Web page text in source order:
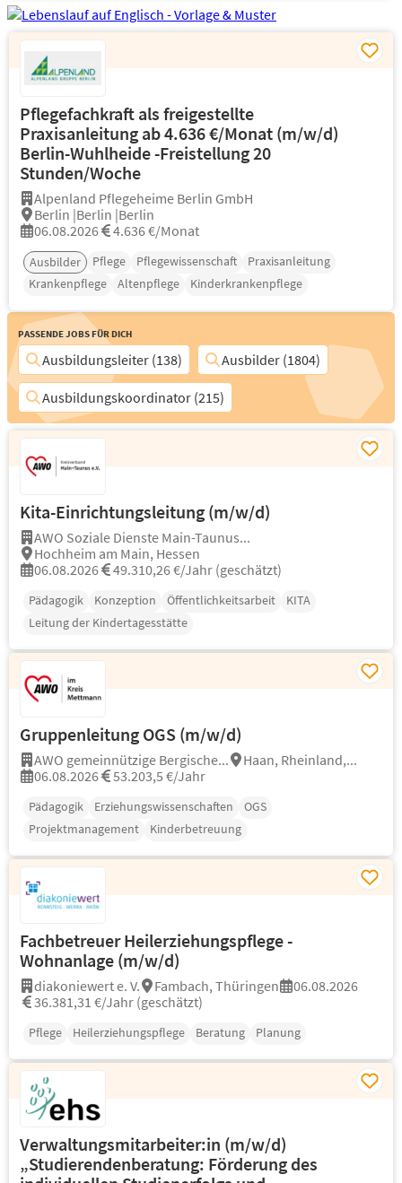
Pflegefachkraft als freigestellte
Praxisanleitung ab 4.636 €/Monat (m/w/d)
Berlin-Wuhlheide -Freistellung 20
Stunden/Woche
Alpenland Pflegeheime Berlin GmbH
Berlin |Berlin |Berlin
06.08.2026
4.636 €/Monat
Ausbilder Pflege Pflegewissenschaft
Praxisanleitung
Krankenpflege
Altenpflege Kinderkrankenpflege
Passende Jobs für Dich
Ausbildungsleiter (138)
Ausbilder (1804)
Ausbildungskoordinator (215)
Kita-Einrichtungsleitung (m/w/d)
AWO Soziale Dienste Main-Taunus...
Hochheim am Main, Hessen
06.08.2026
49.310,26 €/Jahr (geschätzt)
Pädagogik Konzeption Öffentlichkeitsarbeit
KITA
Leitung der Kindertagesstätte
Gruppenleitung OGS (m/w/d)
AWO gemeinnützige Bergische...
Haan, Rheinland,...
06.08.2026
53.203,5 €/Jahr
Pädagogik Erziehungswissenschaften
OGS
Projektmanagement
Kinderbetreuung
Fachbetreuer Heilerziehungspflege -
Wohnanlage (m/w/d)
diakoniewert e. V. Fambach, Thüringen
06.08.2026
36.381,31 €/Jahr (geschätzt)
Pflege Heilerziehungspflege Beratung Planung
Verwaltungsmitarbeiter:in (m/w/d)
„Studierendenberatung: Förderung des